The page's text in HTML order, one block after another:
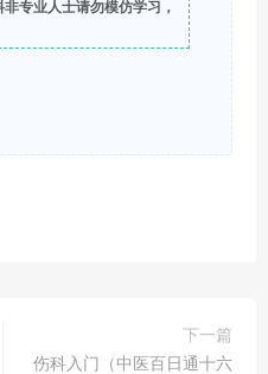
专业人士请勿模仿学习，
下一篇
伤科入门（中医百日通十六